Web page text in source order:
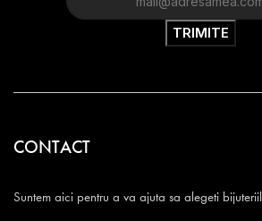
CONTACT
Suntem aici pentru a va ajuta sa alegeti